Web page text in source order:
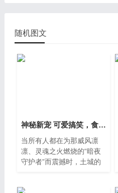
随机图文
神秘新宠 可爱搞笑，食冰花妖让人心情大好！
当所有人都在为那威风凛
凛、灵魂之火燃烧的“暗夜
守护者”而震撼时，土城的